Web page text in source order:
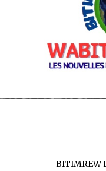
BITIMREW